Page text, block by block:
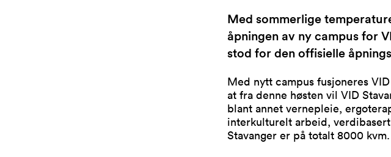
Med sommerlige
åpningen av ny campus for
stod for den offisielle
Med nytt campus fusjoneres
at fra denne høsten vil VID
blant annet vernepleie,
interkulturelt arbeid,
Stavanger er på totalt 8000 kvm.